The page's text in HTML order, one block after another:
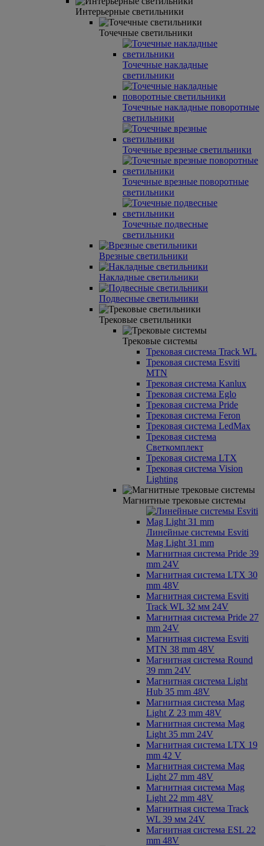
Интерьерные светильники
Точечные светильники
Точечные накладные
светильники
Точечные накладные поворотные
светильники
Точечные врезные светильники
Точечные врезные поворотные
светильники
Точечные подвесные
светильники
Врезные светильники
Накладные светильники
Подвесные светильники
Трековые светильники
Трековые системы
Трековая система Track WL
Трековая система Esviti
MTN
Трековая система Kanlux
Трековая система Eglo
Трековая система Pride
Трековая система Feron
Трековая система LedMax
Трековая система
Светкомплект
Трековая система LTX
Трековая система Vision
Lighting
Магнитные трековые системы
Линейные системы Esviti
Mag Light 31 mm
Магнитная система Pride 39
mm 24V
Магнитная система LTX 30
mm 48V
Магнитная система Esviti
Track WL 32 мм 24V
Магнитная система Pride 27
mm 24V
Магнитная система Esviti
MTN 38 mm 48V
Магнитная система Round
39 mm 24V
Магнитная система Light
Hub 35 mm 48V
Магнитная система Mag
Light Z 23 mm 48V
Магнитная система Mag
Light 35 mm 24V
Магнитная система LTX 19
mm 42 V
Магнитная система Mag
Light 27 mm 48V
Магнитная система Mag
Light 22 mm 48V
Магнитная система Track
WL 39 мм 24V
Магнитная система ESL 22
mm 48V